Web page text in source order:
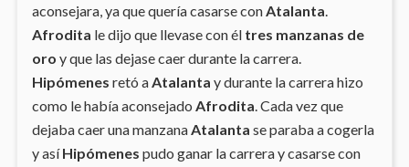
aconsejara, ya que quería casarse conAtalanta.
Afrodita le dijo que llevase con éltres manzanas de
oro y que las dejase caer durante la carrera.
Hipómenes retó aAtalanta y durante la carrera hizo
como le había aconsejado Afrodita. Cada vez que
dejaba caer una manzanaAtalanta se paraba a cogerla
y asíHipómenes pudo ganar la carrera y casarse con